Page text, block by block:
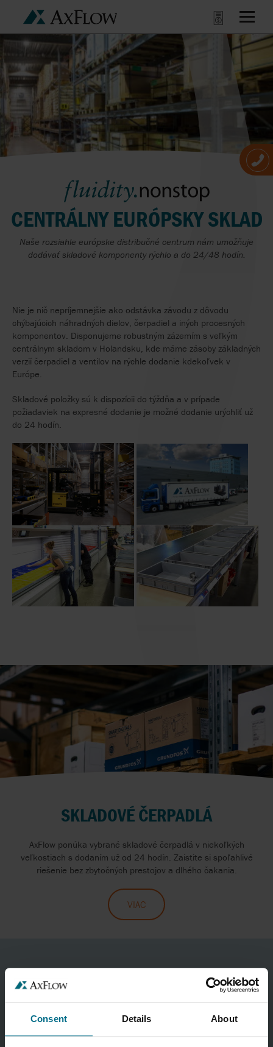
Consent Details About
CENTRÁLNY EURÓPSKY SKLAD
Naše rozsiahle európske distribučné centrum nám umožňuje
dodávať skladové komponenty rýchlo a do 24/48 hodín.
Nie je nič nepríjemnejšie ako odstávka závodu z dôvodu
chýbajúcich náhradných dielov, čerpadiel a iných procesných
komponentov. Disponujeme robustným zázemím s veľkým
centrálnym skladom v Holandsku, kde máme zásoby základných
verzií čerpadiel a ventilov na rýchle dodanie kdekoľvek v
Európe.
Skladové položky sú k dispozícii do týždňa a v prípade
požiadaviek na expresné dodanie je možné dodanie urýchliť už
do 24 hodín.
SKLADOVÉ ČERPADLÁ
AxFlow ponúka vybrané skladové čerpadlá v niekoľkých
veľkostiach s dodaním už od 24 hodín. Zaistite si spoľahlivé
riešenie bez zbytočných prestojov a dlhého čakania.
VIAC